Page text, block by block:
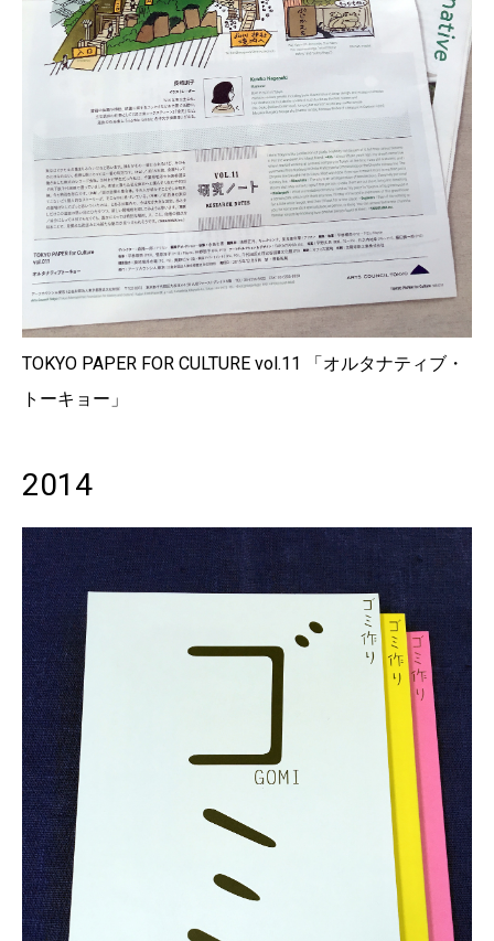
TOKYO PAPER FOR CULTURE vol.11 「オルタナティブ・
トーキョー」
2014